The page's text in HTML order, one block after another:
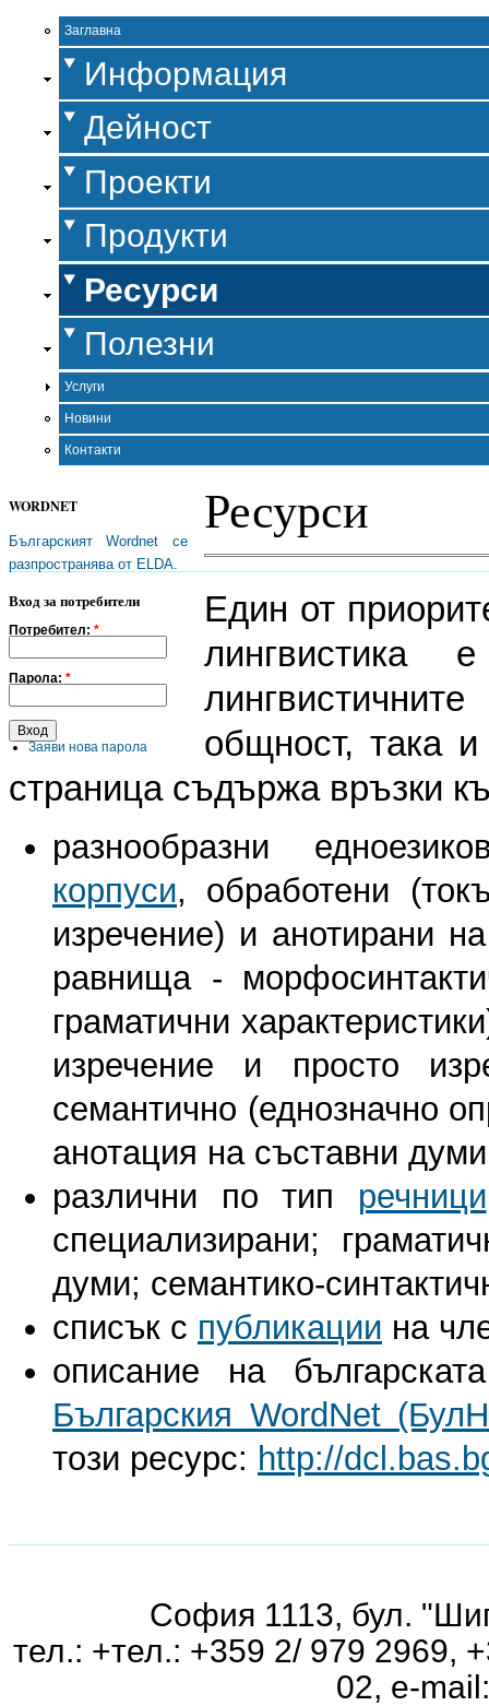
Заглавна
Информация
Дейност
Проекти
Продукти
Ресурси
Полезни
Услуги
Новини
Контакти
WORDNET
Българският Wordnet се
разпространява от ELDA.
Вход за потребители
Потребител: *
Парола: *
Заяви нова парола
Ресурси
Един от
общност, така
страница съдържа връзки
разнообразни
корпуси, обработени
изречение) и анотирани
равнища -
граматични
изречение и просто
семантично (еднозначно
анотация на съставни
различни по тип речници
специализирани;
думи; семантико-
списък с публикации на
описание на
Българския WordNet
този ресурс: http://
София 1113, бул.
тел.: +тел.: +359 2/ 979 2969,
02, e-